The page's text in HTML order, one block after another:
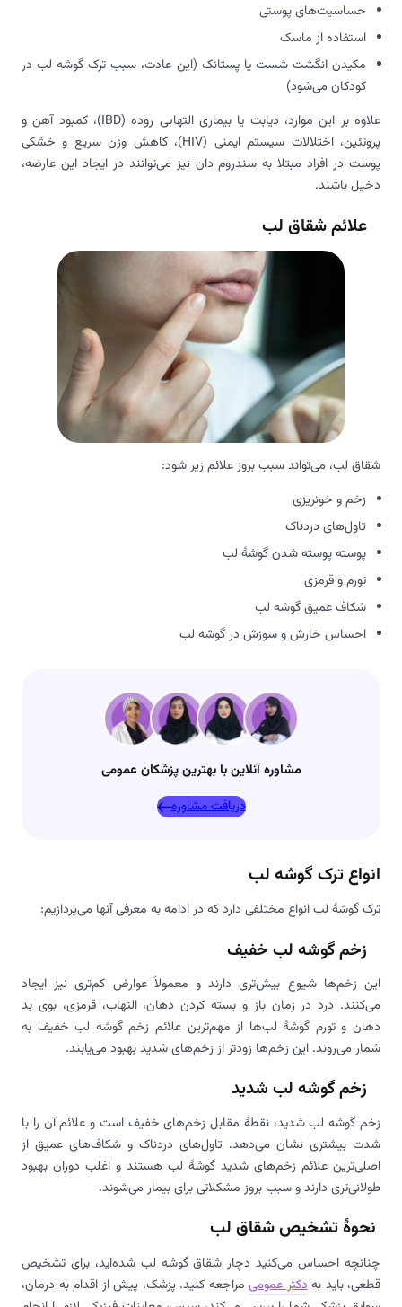
حساسیت‌های پوستی
استفاده از ماسک
مکیدن انگشت شست یا پستانک (این عادت، سبب ترک گوشه لب در
کودکان می‌شود)
علاوه بر این موارد، دیابت یا بیماری التهابی روده (IBD)، کمبود آهن و
پروتئین، اختلالات سیستم ایمنی (HIV)، کاهش وزن سریع و خشکی
پوست در افراد مبتلا به سندروم دان نیز می‌توانند در ایجاد این عارضه،
دخیل باشند.
علائم شقاق لب
شقاق لب، می‌تواند سبب بروز علائم زیر شود:
زخم و خونریزی
تاول‌های دردناک
پوسته پوسته شدن گوشۀ لب
تورم و قرمزی
شکاف عمیق گوشه لب
احساس خارش و سوزش در گوشه لب
مشاوره آنلاین با بهترین پزشکان عمومی
دریافت مشاوره
انواع ترک گوشه لب
ترک گوشۀ لب انواع مختلفی دارد که در ادامه به معرفی آنها می‌پردازیم:
زخم گوشه لب خفیف
این زخم‌ها شیوع بیش‌تری دارند و معمولاً عوارض کم‌تری نیز ایجاد
می‌کنند. درد در زمان باز و بسته کردن دهان، التهاب، قرمزی، بوی بد
دهان و تورم گوشۀ لب‌ها از مهم‌ترین علائم زخم گوشه لب خفیف به
شمار می‌روند. این زخم‌ها زودتر از زخم‌های شدید بهبود می‌یابند.
زخم گوشه لب شدید
زخم گوشه لب شدید، نقطۀ مقابل زخم‌های خفیف است و علائم آن را با
شدت بیشتری نشان ‌می‌دهد. تاول‌های دردناک و شکاف‌های عمیق از
اصلی‌ترین علائم زخم‌های شدید گوشۀ لب هستند و اغلب دوران بهبود
طولانی‌تری دارند و سبب بروز مشکلاتی برای بیمار می‌شوند.
نحوۀ تشخیص شقاق لب
چنانچه احساس می‌کنید دچار شقاق گوشه لب شده‌اید، برای تشخیص
قطعی، باید بهدکتر عمومی مراجعه کنید. پزشک، پیش از اقدام به درمان،